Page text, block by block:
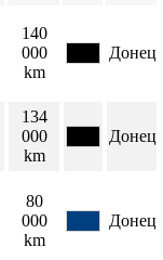
140
000
km
134
000
km
80
000
km